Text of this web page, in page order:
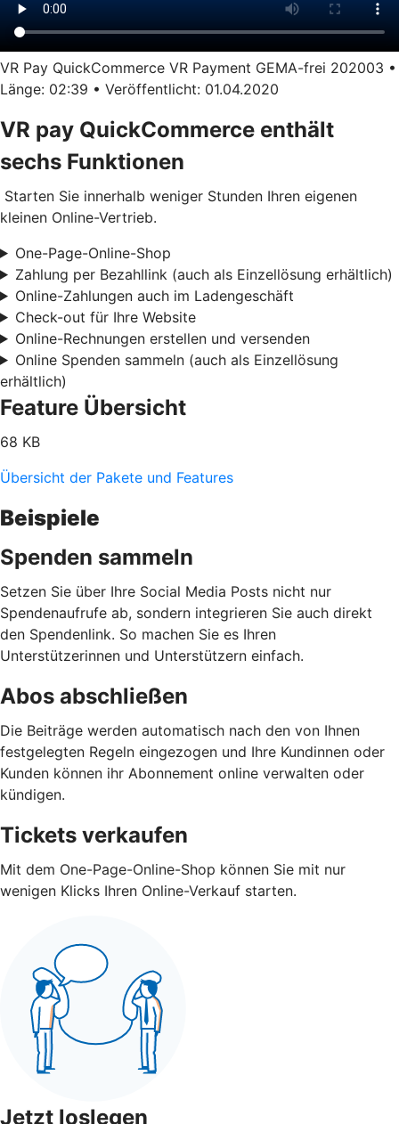
VR Pay QuickCommerce VR Payment GEMA-frei 202003 •
Länge: 02:39 • Veröffentlicht: 01.04.2020
VR pay QuickCommerce enthält
sechs Funktionen
Starten Sie innerhalb weniger Stunden Ihren eigenen
kleinen Online-Vertrieb.
One-Page-Online-Shop
Zahlung per Bezahllink (auch als Einzellösung erhältlich)
Online-Zahlungen auch im Ladengeschäft
Check-out für Ihre Website
Online-Rechnungen erstellen und versenden
Online Spenden sammeln (auch als Einzellösung
erhältlich)
Feature Übersicht
68 KB
Übersicht der Pakete und Features
Beispiele
Spenden sammeln
Setzen Sie über Ihre Social Media Posts nicht nur
Spendenaufrufe ab, sondern integrieren Sie auch direkt
den Spendenlink. So machen Sie es Ihren
Unterstützerinnen und Unterstützern einfach.
Abos abschließen
Die Beiträge werden automatisch nach den von Ihnen
festgelegten Regeln eingezogen und Ihre Kundinnen oder
Kunden können ihr Abonnement online verwalten oder
kündigen.
Tickets verkaufen
Mit dem One-Page-Online-Shop können Sie mit nur
wenigen Klicks Ihren Online-Verkauf starten.
Jetzt loslegen